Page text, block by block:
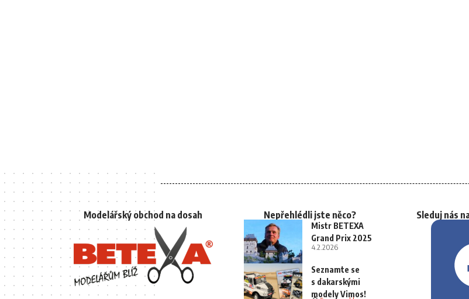
Modelářský obchod na dosah Nepřehlédli jste něco?
Mistr BETEXA
Grand Prix 2025
4.2.2026
Seznamte se
s dakarskými
modely Vimos!
Sleduj nás